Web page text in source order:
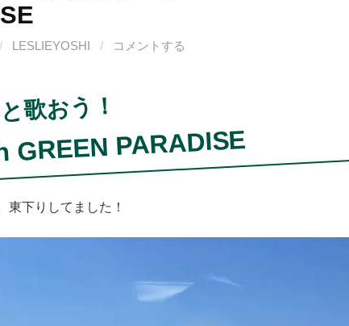
/ LESLIEYOSHI / コメントする
歌おう！
GREEN PARADISE
東下りしてました！